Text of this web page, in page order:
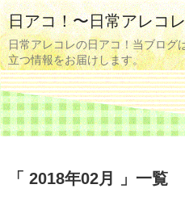
日アコ！〜日常アレコ
日常アレコレの日アコ！当ブログ
立つ情報をお届けします。
「 2018年02月 」一覧